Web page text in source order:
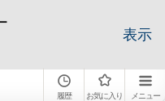
表示
履歴 お気に入り メニュー